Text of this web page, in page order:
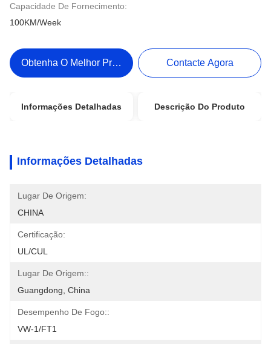
Capacidade De Fornecimento:
100KM/Week
Obtenha O Melhor Preço Contacte Agora
Informações Detalhadas Descrição Do Produto
Informações Detalhadas
Lugar De Origem:
CHINA
Certificação:
UL/CUL
Lugar De Origem::
Guangdong, China
Desempenho De Fogo::
VW-1/FT1